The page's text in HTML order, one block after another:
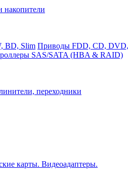
накопители
Приводы FDD, CD,
SAS/SATA (HBA & RAID)
переходники
карты. Видеоадаптеры.